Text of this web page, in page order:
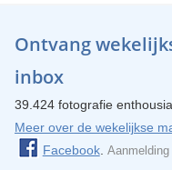
Ontvang
inbox
39.424 fotografie
Meer over de wekelijkse
Facebook.